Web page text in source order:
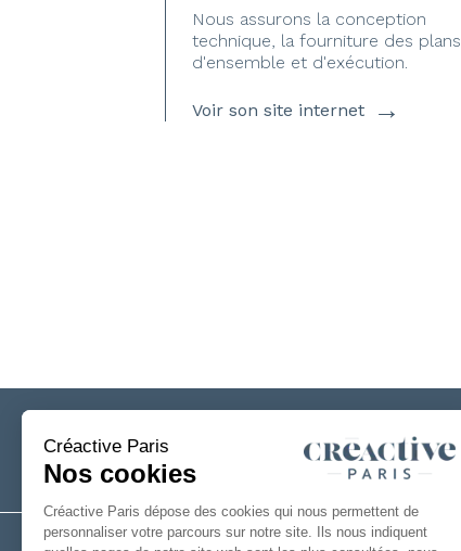
Nous assurons la conception
technique, la fourniture des plans
d'ensemble et d'exécution.
Voir son site internet →
à notre newsletter